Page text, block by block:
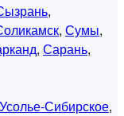
,
, Сумы,
, Сарань,
Усолье-Сибирское,